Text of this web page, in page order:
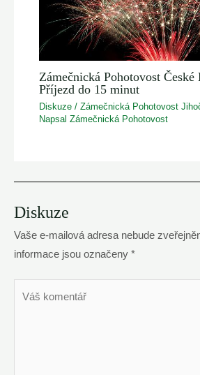
Zámečnická Pohotovost
Příjezd do 15 minut
Diskuze /Zámečnická Pohotovost
NapsalZámečnická Pohotovost
Diskuze
Vaše e-mailová adresa nebude
informace jsou označeny *